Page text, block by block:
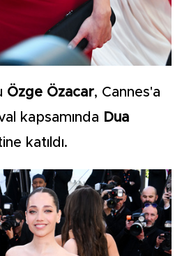
Özge Özacar, Cannes'a
kapsamında Dua
katıldı.